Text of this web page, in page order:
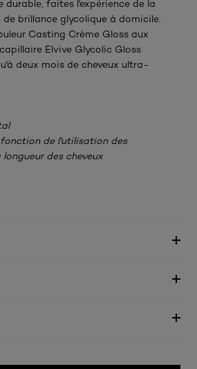
durable, faites l'expérience de la
brillance glycolique à domicile.
Casting Crème Gloss aux
Elvive Glycolic Gloss
deux mois de cheveux ultra-
de l'utilisation des
des cheveux